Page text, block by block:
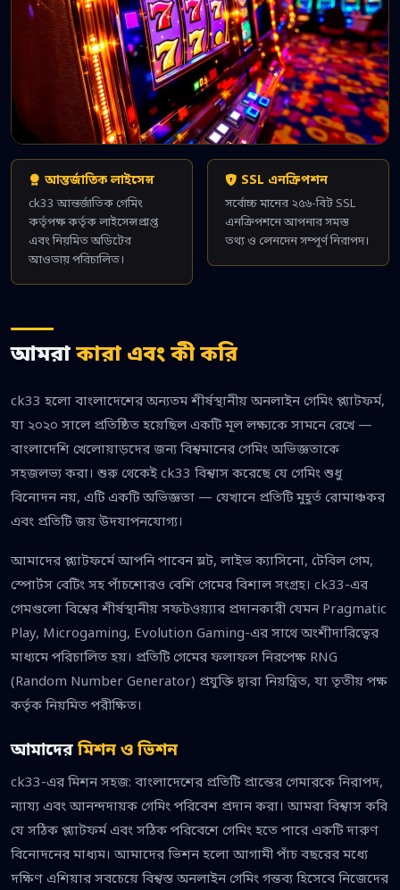
আন্তর্জাতিক লাইসেন্স
ck33 আন্তর্জাতিক গেমিং
কর্তৃপক্ষ কর্তৃক লাইসেন্সপ্রাপ্ত
এবং নিয়মিত অডিটের
আওতায় পরিচালিত।
SSL এনক্রিপশন
সর্বোচ্চ মানের ২৫৬-বিট SSL
এনক্রিপশনে আপনার সমস্ত
তথ্য ও লেনদেন সম্পূর্ণ নিরাপদ।
আমরাকারা এবং কী করি
ck33 হলো বাংলাদেশের অন্যতম শীর্ষস্থানীয় অনলাইন গেমিং প্ল্যাটফর্ম,
যা ২০২০ সালে প্রতিষ্ঠিত হয়েছিল একটি মূল লক্ষ্যকে সামনে রেখে —
বাংলাদেশি খেলোয়াড়দের জন্য বিশ্বমানের গেমিং অভিজ্ঞতাকে
সহজলভ্য করা। শুরু থেকেই ck33 বিশ্বাস করেছে যে গেমিং শুধু
বিনোদন নয়, এটি একটি অভিজ্ঞতা — যেখানে প্রতিটি মুহূর্ত রোমাঞ্চকর
এবং প্রতিটি জয় উদযাপনযোগ্য।
আমাদের প্ল্যাটফর্মে আপনি পাবেন স্লট, লাইভ ক্যাসিনো, টেবিল গেম,
স্পোর্টস বেটিং সহ পাঁচশোরও বেশি গেমের বিশাল সংগ্রহ। ck33-এর
গেমগুলো বিশ্বের শীর্ষস্থানীয় সফটওয়্যার প্রদানকারী যেমন Pragmatic
Play, Microgaming, Evolution Gaming-এর সাথে অংশীদারিত্বের
মাধ্যমে পরিচালিত হয়। প্রতিটি গেমের ফলাফল নিরপেক্ষ RNG
(Random Number Generator) প্রযুক্তি দ্বারা নিয়ন্ত্রিত, যা তৃতীয় পক্ষ
কর্তৃক নিয়মিত পরীক্ষিত।
আমাদের মিশন ও ভিশন
ck33-এর মিশন সহজ: বাংলাদেশের প্রতিটি প্রান্তের গেমারকে নিরাপদ,
ন্যায্য এবং আনন্দদায়ক গেমিং পরিবেশ প্রদান করা। আমরা বিশ্বাস করি
যে সঠিক প্ল্যাটফর্ম এবং সঠিক পরিবেশে গেমিং হতে পারে একটি দারুণ
বিনোদনের মাধ্যম। আমাদের ভিশন হলো আগামী পাঁচ বছরের মধ্যে
দক্ষিণ এশিয়ার সবচেয়ে বিশ্বস্ত অনলাইন গেমিং গন্তব্য হিসেবে নিজেদের